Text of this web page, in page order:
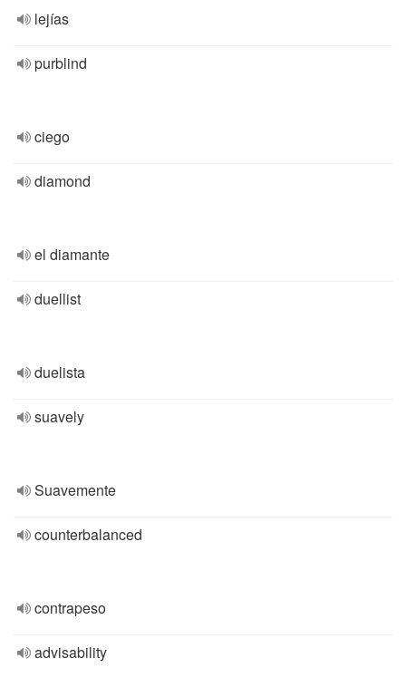
lejías
purblind
ciego
diamond
el diamante
duellist
duelista
suavely
Suavemente
counterbalanced
contrapeso
advisability